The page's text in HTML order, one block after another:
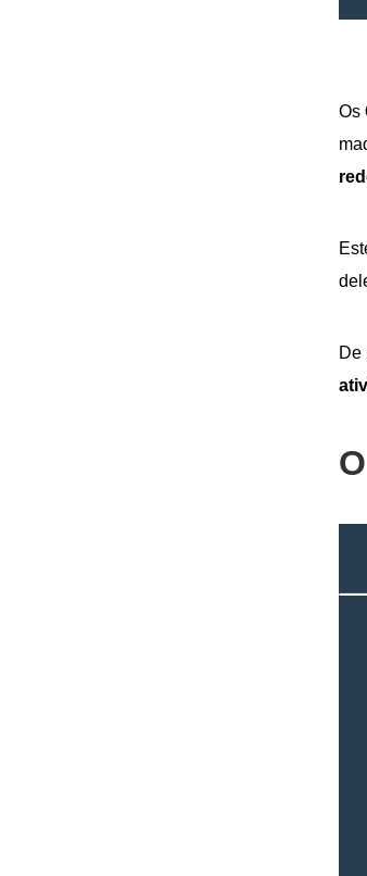
Os
De